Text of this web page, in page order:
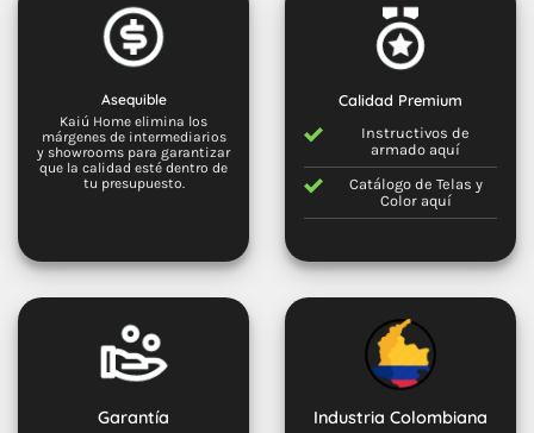
Asequible
Kaiú Home elimina los
márgenes de intermediarios
y showrooms para garantizar
que la calidad esté dentro de
tu presupuesto.
Calidad Premium
Instructivos de
armado aquí
Catálogo de Telas y
Color aquí
Garantía Industria Colombiana